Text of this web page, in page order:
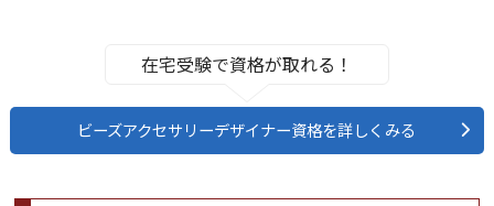
在宅受験で資格が取れる！
ビーズアクセサリーデザイナー資格を詳しくみる